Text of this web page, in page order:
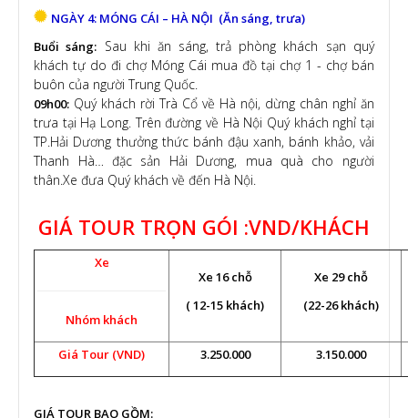
NGÀY 4: MÓNG CÁI – HÀ NỘI (Ăn sáng, trưa)
Buổi sáng: Sau khi ăn sáng, trả phòng khách sạn quý
khách tự do đi chợ Móng Cái mua đồ tại chợ 1 - chợ bán
buôn của người Trung Quốc.
09h00: Quý khách rời Trà Cổ về Hà nội, dừng chân nghỉ ăn
trưa tại Hạ Long. Trên đường về Hà Nội Quý khách nghỉ tại
TP.Hải Dương thưởng thức bánh đậu xanh, bánh khảo, vải
Thanh Hà… đặc sản Hải Dương, mua quà cho người
thân.Xe đưa Quý khách về đến Hà Nội.
GIÁ TOUR TRỌN GÓI :VND/KHÁCH
Xe
Nhóm khách
Xe 16 chỗ
( 12-15 khách)
Xe 29 chỗ
(22-26 khách)
Giá Tour (VND) 3.250.000 3.150.000
GIÁ TOUR BAO GỒM: